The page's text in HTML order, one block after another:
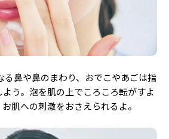
る鼻や鼻のまわり、おでこやあごは指
う。泡を肌の上でころころ転がすよ
肌への刺激をおさえられるよ。